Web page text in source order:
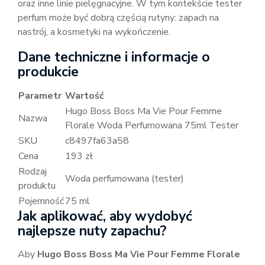
oraz inne linie pielęgnacyjne. W tym kontekście tester
perfum może być dobrą częścią rutyny: zapach na
nastrój, a kosmetyki na wykończenie.
Dane techniczne i informacje o
produkcie
Parametr Wartość
Nazwa
Hugo Boss Boss Ma Vie Pour Femme
Florale Woda Perfumowana 75ml Tester
SKU
c8497fa63a58
Cena
193 zł
Rodzaj
produktu
Woda perfumowana (tester)
Pojemność75 ml
Jak aplikować, aby wydobyć
najlepsze nuty zapachu?
Aby Hugo Boss Boss Ma Vie Pour Femme Florale